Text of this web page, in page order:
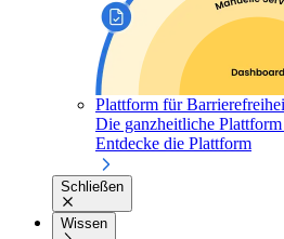
Plattform für
Die ganzheitliche
Entdecke die Plattform
Schließen
Wissen